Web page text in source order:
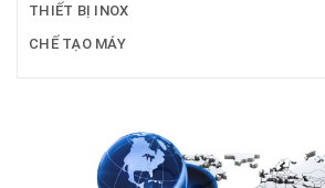
THIẾT BỊ INOX
CHẾ TẠO MÁY